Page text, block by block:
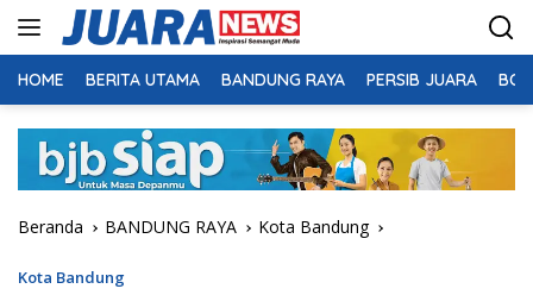
HOME BERITA UTAMA BANDUNG RAYA PERSIB JUARA
Beranda BANDUNG RAYA Kota Bandung
Kota Bandung